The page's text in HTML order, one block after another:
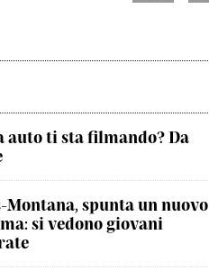
auto ti sta filmando? Da
Montana, spunta un nuovo
si vedono giovani